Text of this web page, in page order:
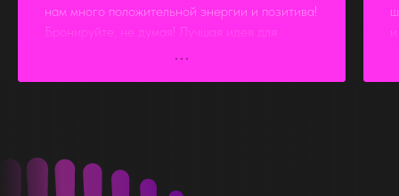
нам много положительной энергии и позитива!
Бронируйте, не думая! Лучшая идея для